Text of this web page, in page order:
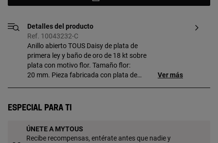
Detalles del producto
Ref. 10043232-C
Anillo abierto TOUS Daisy de plata de
primera ley y baño de oro de 18 kt sobre
plata con motivo flor. Tamaño flor:
20 mm. Pieza fabricada con plata de
garantiza una mayor durabilidad de la
Ver más
Especial para ti
ÚNETE A MYTOUS
Recibe recompensas, entérate antes que nadie y